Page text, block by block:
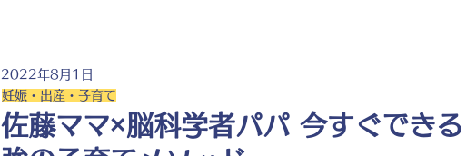
2022年8月1日
妊娠・出産・子育て
佐藤ママ×脳科学者パパ 今すぐでき